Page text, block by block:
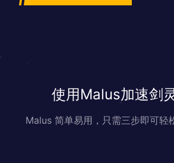
使用Malus加速剑
Malus 简单易用，只需三步即可轻